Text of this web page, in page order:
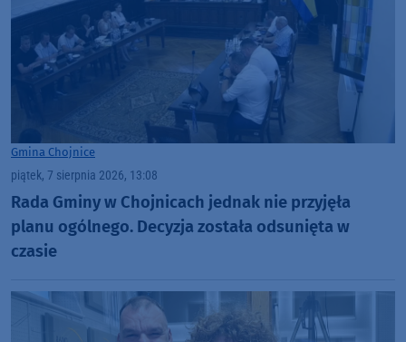
Gmina Chojnice
piątek, 7 sierpnia 2026, 13:08
Rada Gminy w Chojnicach jednak nie przyjęła
planu ogólnego. Decyzja została odsunięta w
czasie